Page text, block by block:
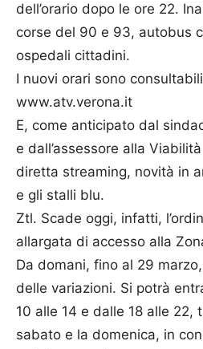
dell’orario dopo le ore 22.
corse del 90 e 93, autobus
ospedali cittadini.
I nuovi orari sono
www.atv.verona.it
E, come anticipato dal
e dall’assessore alla
diretta streaming, novità in
e gli stalli blu.
Ztl. Scade oggi, infatti,
allargata di accesso alla
Da domani, fino al 29
delle variazioni. Si potrà
10 alle 14 e dalle 18 alle 22,
sabato e la domenica, in